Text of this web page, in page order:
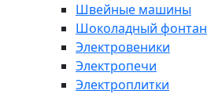
Швейные машины
Шоколадный фонтан
Электровеники
Электропечи
Электроплитки